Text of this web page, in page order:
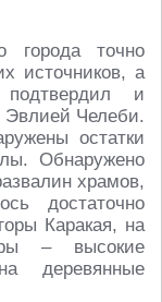
города точно
источников, а
подтвердил и
Эвлией Челеби.
остатки
Обнаружено
храмов,
достаточно
Каракая, на
– высокие
деревянные